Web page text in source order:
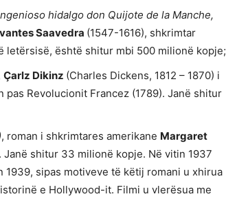
hidalgo don Quijote de la Manche,
Saavedra (1547-1616), shkrimtar
letërsisë, është shitur mbi 500 milionë kopje;
Çarlz Dikinz (Charles Dickens, 1812 – 1870) i
Revolucionit Francez (1789). Janë shitur
, roman i shkrimtares amerikane Margaret
shitur 33 milionë kopje. Në vitin 1937
1939, sipas motiveve të këtij romani u xhirua
e Hollywood-it. Filmi u vlerësua me